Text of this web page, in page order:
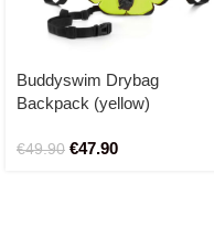
Buddyswim Drybag
Backpack (yellow)
€49.90 €47.90